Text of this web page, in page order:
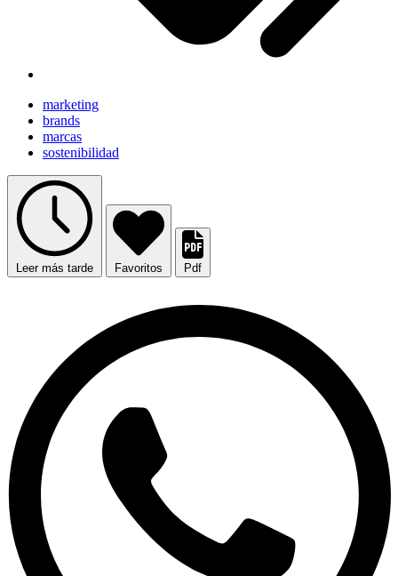
marketing
brands
marcas
sostenibilidad
Leer más tarde Favoritos Pdf